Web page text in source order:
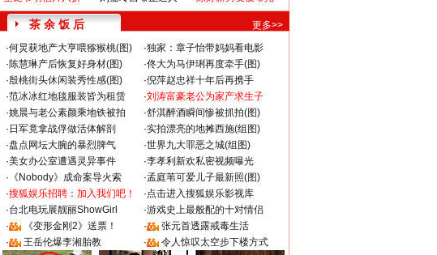
茶 余 饭 后
更多>>
·何炅获地产大亨喂猕猴桃(图) ·独家：章子怡带妈妈看电影
·陈慧琳产后恢复好身材(图) ·佟大为马伊琍再度牵手(图)
·殷桃街头休闲装秀性感(图) ·倪萍赵忠祥十年后再携手
·范冰冰红地毯服装皆为租赁 ·刘涛富豪老公为家产求生子
·姚晨与老公素颜乘地铁被拍 ·舒淇醉酒瞬间惨被抓拍(图)
· 日军竟拿战俘做活体解剖 ·实拍漂亮的地摊西施(组图)
·盘点网坛大腕的暴烈脾气 ·世界九大罪恶之城(组图)
·美女办公室遭遇灵异事件 ·李孝利新欢私密视频曝光
· 《Nobody》成命案导火索 ·孟庭苇可爱儿子最新照(图)
·搜狐娱乐招聘：加入我们吧！ ·点击进入搜狐娱乐影视库
·台北电玩展靓丽ShowGirl ·游戏史上最般配的十对情侣
·
《变形金刚2》送票！ ·
张元首透露戒毒生活
·
王岳伦爆李湘胎教 · 令人惊叹太空步下楼方式